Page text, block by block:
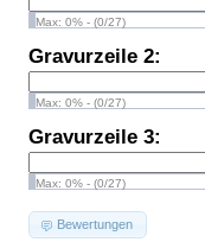
Max: 0% - (0/27)
Gravurzeile 2:
Max: 0% - (0/27)
Gravurzeile 3:
Max: 0% - (0/27)
Bewertungen